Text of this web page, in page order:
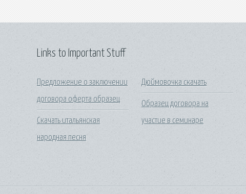
Links to Important Stuff
Предложение о заключении
договора оферта образец
Скачать итальянская
народная песня
Дюймовочка скачать
Образец договора на
участие в семинаре